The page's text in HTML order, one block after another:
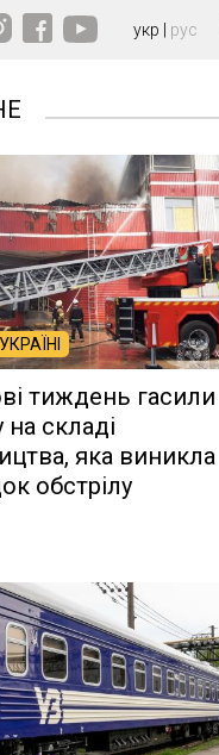
укр рус
тиждень гасили
складі
яка виникла
обстрілу